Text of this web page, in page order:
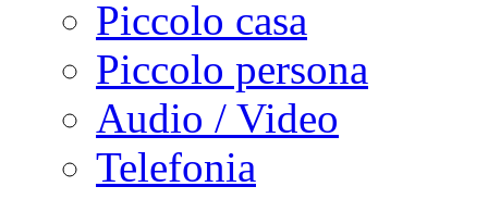
Piccolo casa
Piccolo persona
Audio / Video
Telefonia